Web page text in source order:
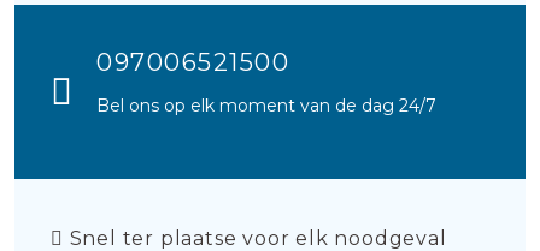
097006521500
Bel ons op elk moment van de dag 24/7
Snel ter plaatse voor elk noodgeval